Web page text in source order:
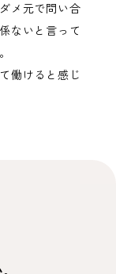
メ元で問い合
ないと言って
働けると感じ